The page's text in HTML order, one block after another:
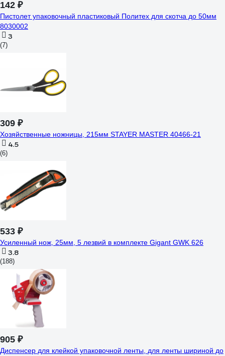
142 ₽
Пистолет упаковочный пластиковый Политех для скотча до 50мм
8030002
3
(7)
309 ₽
Хозяйственные ножницы, 215мм STAYER MASTER 40466-21
4.5
(6)
533 ₽
Усиленный нож, 25мм, 5 лезвий в комплекте Gigant GWK 626
3.8
(188)
905 ₽
Диспенсер для клейкой упаковочной ленты, для ленты шириной до